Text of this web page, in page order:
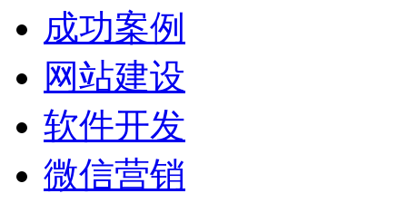
成功案例
网站建设
软件开发
微信营销